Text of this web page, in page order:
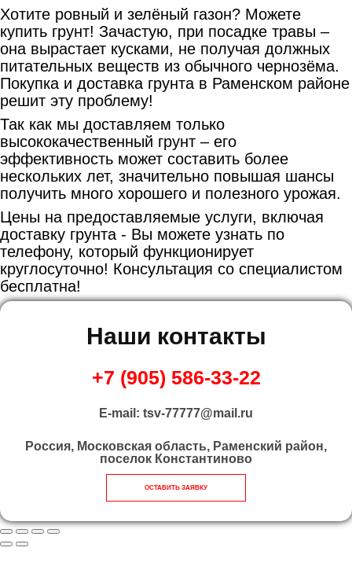
Хотите ровный и зелёный газон? Можете
купить грунт! Зачастую, при посадке травы –
она вырастает кусками, не получая должных
питательных веществ из обычного чернозёма.
Покупка и доставка грунта в Раменском районе
решит эту проблему!
Так как мы доставляем только
высококачественный грунт – его
эффективность может составить более
нескольких лет, значительно повышая шансы
получить много хорошего и полезного урожая.
Цены на предоставляемые услуги, включая
доставку грунта - Вы можете узнать по
телефону, который функционирует
круглосуточно! Консультация со специалистом
бесплатна!
Наши контакты
+7 (905) 586-33-22
E-mail: tsv-77777@mail.ru
Россия, Московская область, Раменский район,
поселок Константиново
ОСТАВИТЬ ЗАЯВКУ